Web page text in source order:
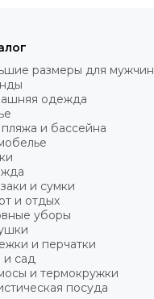
размеры для мужчин
одежда
и бассейна
и сумки
и отдых
уборы
и перчатки
сад
и термокружки
посуда